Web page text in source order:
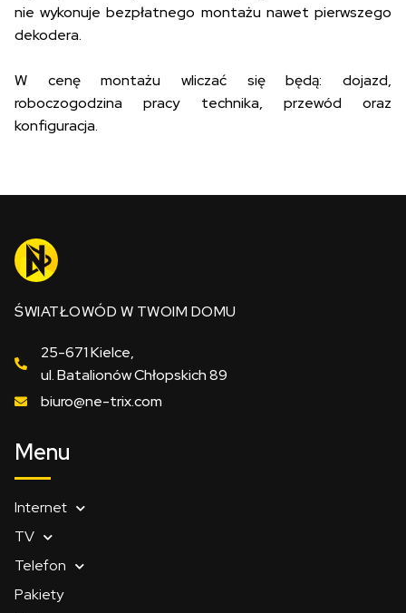
nie wykonuje bezpłatnego montażu nawet pierwszego
dekodera.
W cenę montażu wliczać się będą: dojazd,
roboczogodzina pracy technika, przewód oraz
konfiguracja.
ŚWIATŁOWÓD W TWOIM DOMU
25-671 Kielce,
ul. Batalionów Chłopskich 89
biuro@ne-trix.com
Menu
Internet
TV
Telefon
Pakiety